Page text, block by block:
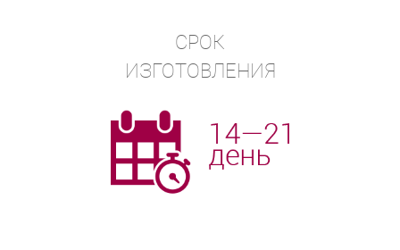
СРОК
ИЗГОТОВЛЕНИЯ